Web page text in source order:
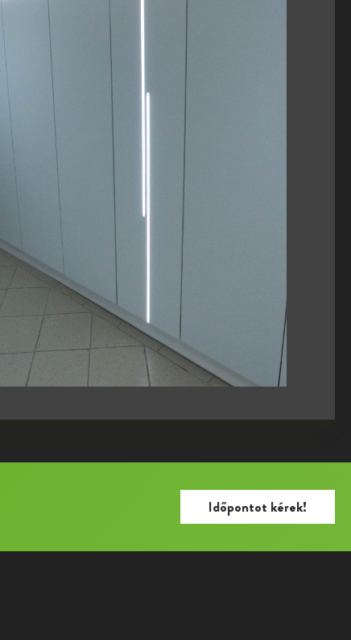
Időpontot kérek!